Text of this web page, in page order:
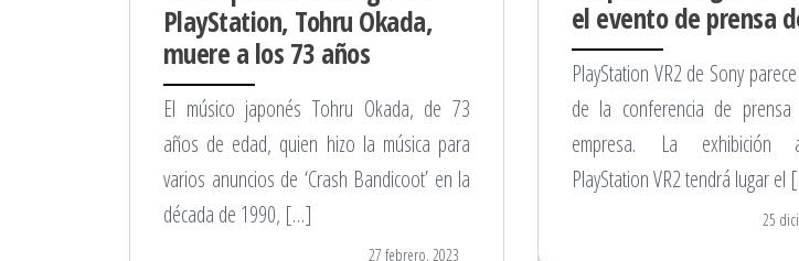
PlayStation, Tohru Okada,
muere a los 73 años
El músico japonés Tohru Okada, de 73
años de edad, quien hizo la música para
varios anuncios de ‘Crash Bandicoot’ en la
década de 1990, […]
27 febrero, 2023
el evento de prensa
PlayStation VR2 de Sony
de la conferencia de
empresa. La exhibición
PlayStation VR2 tendrá lugar
25